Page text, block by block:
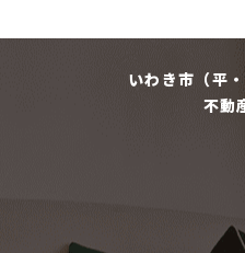
いわき市（平
不動